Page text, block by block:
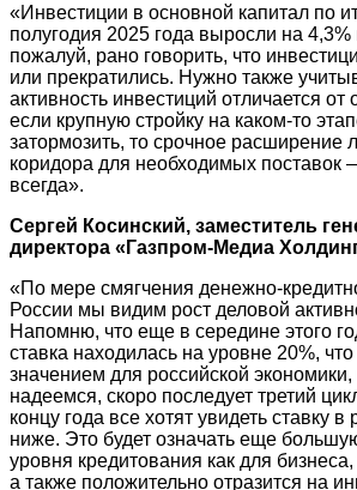
«Инвестиции в основной капитал по
полугодия 2025 года выросли на 4,3%
пожалуй, рано говорить, что
или прекратились. Нужно также
активность инвестиций отличается от
если крупную стройку на каком-то
затормозить, то срочное расширение
коридора для необходимых поставок
всегда».
Сергей Косинский, заместитель
директора «Газпром-Медиа
«По мере смягчения денежно-
России мы видим рост деловой
Напомню, что еще в середине этого
ставка находилась на уровне 20%,
значением для российской экономики,
надеемся, скоро последует третий
концу года все хотят увидеть ставку в
ниже. Это будет означать еще
уровня кредитования как для
а также положительно отразится на